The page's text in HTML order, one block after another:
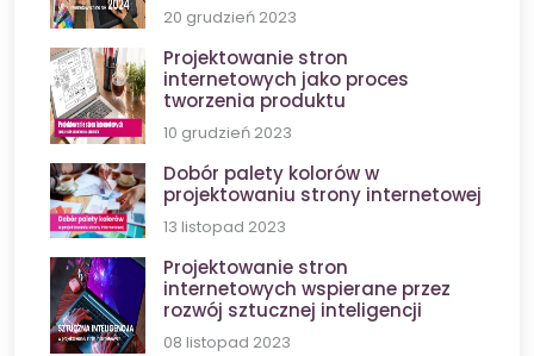
20 grudzień 2023
Projektowanie stron
internetowych jako proces
tworzenia produktu
10 grudzień 2023
Dobór palety kolorów w
projektowaniu strony internetowej
13 listopad 2023
Projektowanie stron
internetowych wspierane przez
rozwój sztucznej inteligencji
08 listopad 2023